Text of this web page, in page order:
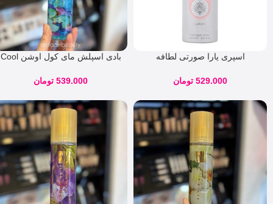
اسپری یارا صورتی لطافه
529.000 تومان
بادی اسپلش مای کول اوشن Cool
539.000 تومان